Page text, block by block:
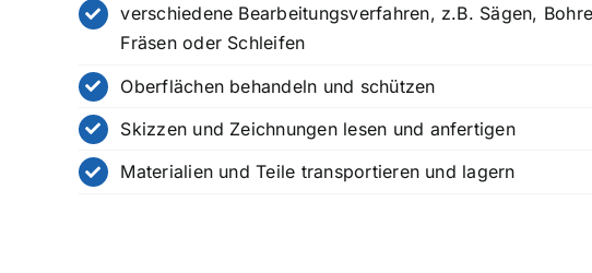
verschiedene Bearbeitungsverfahren, z.B. Sägen,
Fräsen oder Schleifen
Oberflächen behandeln und schützen
Skizzen und Zeichnungen lesen und anfertigen
Materialien und Teile transportieren und lagern